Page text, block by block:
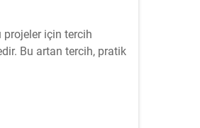
projeler için tercih
Bu artan tercih, pratik